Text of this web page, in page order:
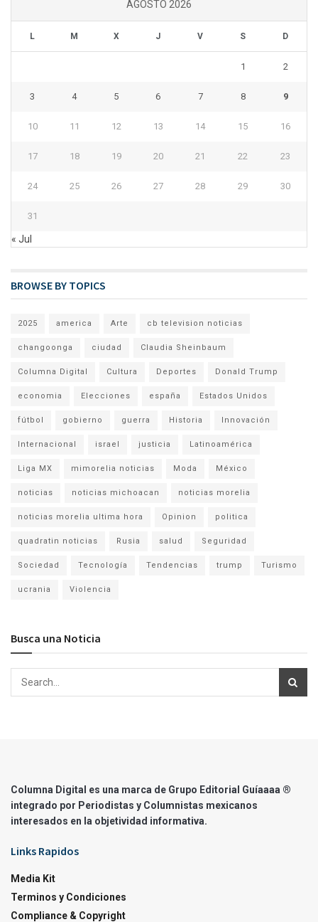
AGOSTO 2026
L M X J V S D
1 2
3 4 5 6 7 8 9
10 11 12 13 14 15 16
17 18 19 20 21 22 23
24 25 26 27 28 29 30
31
« Jul
BROWSE BY TOPICS
2025 america Arte cb television noticias
changoonga ciudad Claudia Sheinbaum
Columna Digital Cultura Deportes Donald Trump
economia Elecciones españa Estados Unidos
fútbol gobierno guerra Historia Innovación
Internacional israel justicia Latinoamérica
Liga MX mimorelia noticias Moda México
noticias noticias michoacan noticias morelia
noticias morelia ultima hora Opinion politica
quadratin noticias Rusia salud Seguridad
Sociedad Tecnología Tendencias trump Turismo
ucrania Violencia
Busca una Noticia
Columna Digital es una marca de Grupo Editorial Guíaaaa ®
integrado por Periodistas y Columnistas mexicanos
interesados en la objetividad informativa.
Links Rapidos
Media Kit
Terminos y Condiciones
Compliance & Copyright